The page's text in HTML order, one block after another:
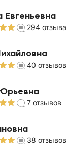
294 отзыва
40 отзывов
7 отзывов
38 отзывов